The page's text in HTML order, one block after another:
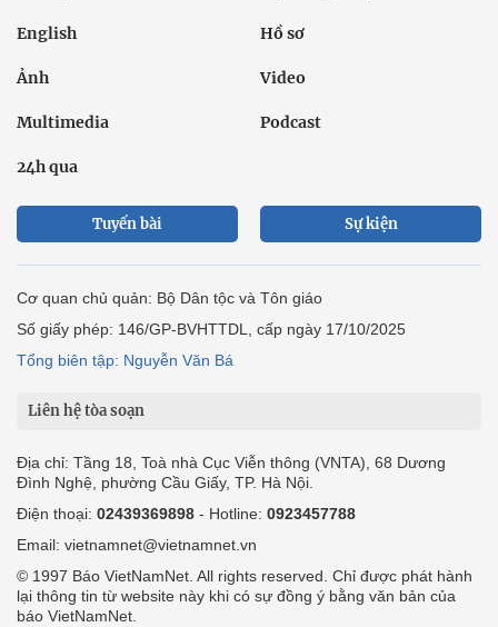
English Hồ sơ
Ảnh Video
Multimedia Podcast
24h qua
Tuyến bài Sự kiện
Cơ quan chủ quản: Bộ Dân tộc và Tôn giáo
Số giấy phép: 146/GP-BVHTTDL, cấp ngày 17/10/2025
Tổng biên tập: Nguyễn Văn Bá
Liên hệ tòa soạn
Địa chỉ: Tầng 18, Toà nhà Cục Viễn thông (VNTA), 68 Dương
Đình Nghệ, phường Cầu Giấy, TP. Hà Nội.
Điện thoại: 02439369898 - Hotline: 0923457788
Email: vietnamnet@vietnamnet.vn
© 1997 Báo VietNamNet. All rights reserved. Chỉ được phát hành
lại thông tin từ website này khi có sự đồng ý bằng văn bản của
báo VietNamNet.